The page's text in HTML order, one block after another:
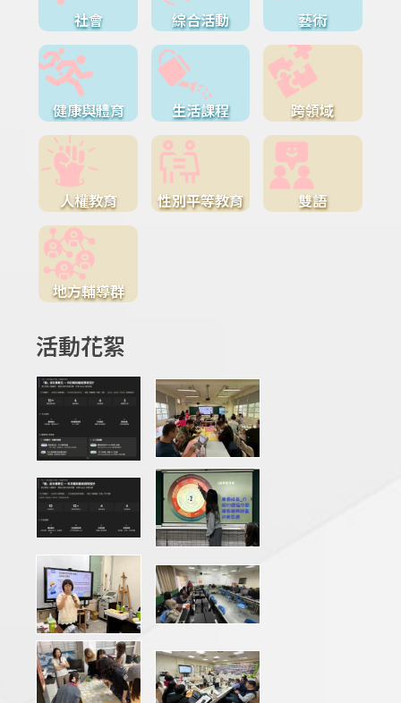
社會 綜合活動 藝術
健康與體育 生活課程 跨領域
人權教育 性別平等教育 雙語
地方輔導群
活動花絮